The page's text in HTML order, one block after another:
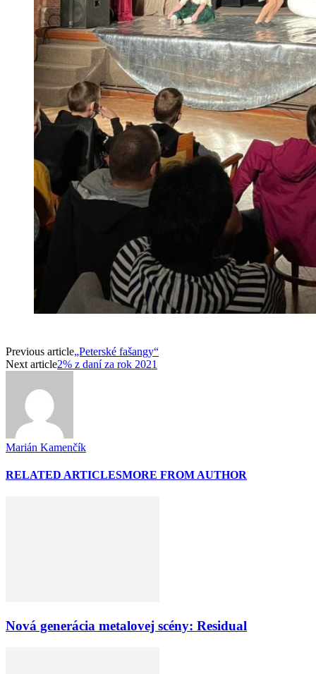
Previous article„Peterské fašangy“
Next article2% z daní za rok 2021
Marián Kamenčík
RELATED ARTICLESMORE FROM AUTHOR
Nová generácia metalovej scény: Residual